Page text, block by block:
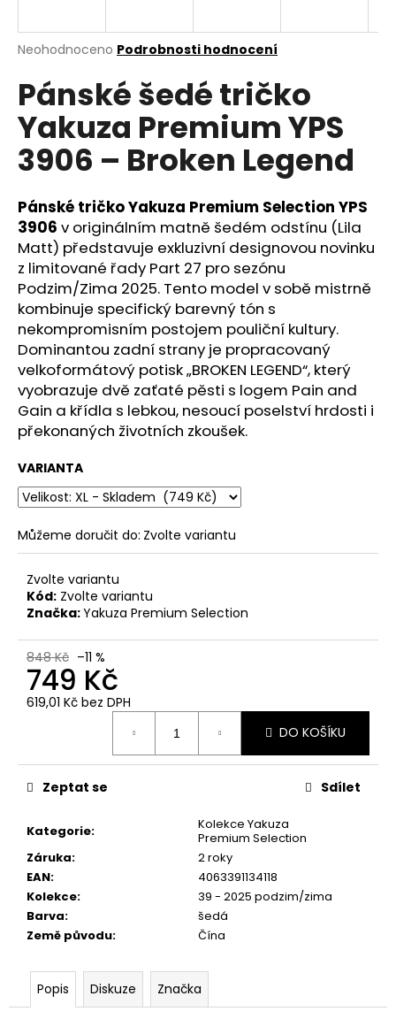
Průměrné
produktu
je
0,0
z
5
hvězdiček.
Neohodnoceno Podrobnosti hodnocení
Pánské šedé tričko
Yakuza Premium YPS
3906 – Broken Legend
Pánské tričko Yakuza Premium Selection YPS
3906 v originálním matně šedém odstínu (Lila
Matt) představuje exkluzivní designovou novinku
z limitované řady Part 27 pro sezónu
Podzim/Zima 2025. Tento model v sobě mistrně
kombinuje specifický barevný tón s
nekompromisním postojem pouliční kultury.
Dominantou zadní strany je propracovaný
velkoformátový potisk „BROKEN LEGEND“, který
vyobrazuje dvě zaťaté pěsti s logem Pain and
Gain a křídla s lebkou, nesoucí poselství hrdosti i
překonaných životních zkoušek.
VARIANTA
Můžeme doručit do: Zvolte variantu
Zvolte variantu
Kód: Zvolte variantu
Značka:Yakuza Premium Selection
848 Kč –11 %
749 Kč
619,01 Kč bez DPH
DO KOŠÍKU
Kategorie:
Kolekce Yakuza
Premium Selection
Záruka:
2 roky
EAN:
4063391134118
Kolekce:
39 - 2025 podzim/zima
Barva:
šedá
Země původu: Čína
Zeptat se Sdílet
Popis Diskuze Značka
j
t
?
HLEDAT
D
o
p
o
r
u
č
u
j
e
m
e
CARGO
YAKUZA
PREMIUM
GREY
BLUE
-
MODRÉ
499
Kč
Kč